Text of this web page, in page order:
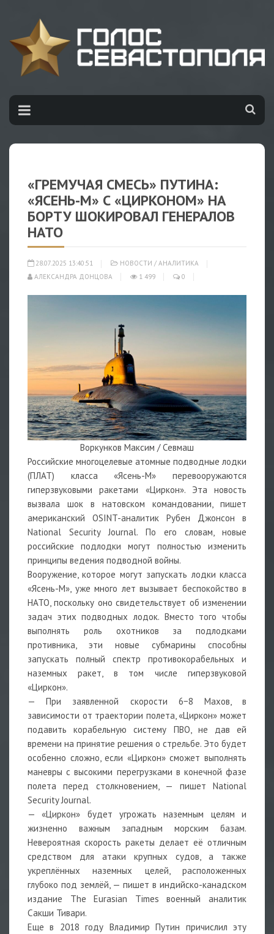
«ГРЕМУЧАЯ СМЕСЬ» ПУТИНА:
«ЯСЕНЬ-М» С «ЦИРКОНОМ» НА
БОРТУ ШОКИРОВАЛ ГЕНЕРАЛОВ
НАТО
28.07.2025 13:40:51 НОВОСТИ / АНАЛИТИКА
АЛЕКСАНДРА ДОНЦОВА
1 499 0
Воркунков Максим / Севмаш
Российские многоцелевые атомные подводные лодки
(ПЛАТ) класса «Ясень-М» перевооружаются
гиперзвуковыми ракетами «Циркон». Эта новость
вызвала шок в натовском командовании, пишет
американский OSINT-аналитик Рубен Джонсон в
National Security Journal. По его словам, новые
российские подлодки могут полностью изменить
принципы ведения подводной войны.
Вооружение, которое могут запускать лодки класса
«Ясень-М», уже много лет вызывает беспокойство в
НАТО, поскольку оно свидетельствует об изменении
задач этих подводных лодок. Вместо того чтобы
выполнять роль охотников за подлодками
противника, эти новые субмарины способны
запускать полный спектр противокорабельных и
наземных ракет, в том числе гиперзвуковой
«Циркон».
— При заявленной скорости 6−8 Махов, в
зависимости от траектории полета, «Циркон» может
подавить корабельную систему ПВО, не дав ей
времени на принятие решения о стрельбе. Это будет
особенно сложно, если «Циркон» сможет выполнять
маневры с высокими перегрузками в конечной фазе
полета перед столкновением, — пишет National
Security Journal.
— «Циркон» будет угрожать наземным целям и
жизненно важным западным морским базам.
Невероятная скорость ракеты делает её отличным
средством для атаки крупных судов, а также
укреплённых наземных целей, расположенных
глубоко под землёй, — пишет в индийско-канадском
издание The Eurasian Times военный аналитик
Сакши Тивари.
Еще в 2018 году Владимир Путин причислил эту